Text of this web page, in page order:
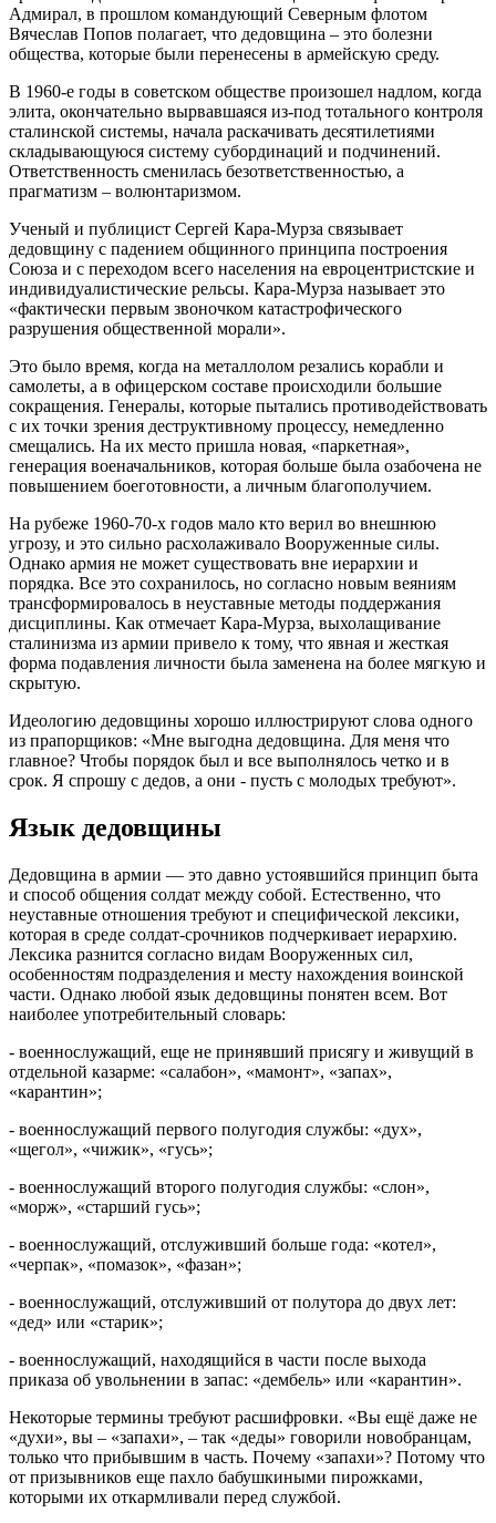
Адмирал, в прошлом командующий Северным флотом
Вячеслав Попов полагает, что дедовщина – это болезни
общества, которые были перенесены в армейскую среду.
В 1960-е годы в советском обществе произошел надлом, когда
элита, окончательно вырвавшаяся из-под тотального контроля
сталинской системы, начала раскачивать десятилетиями
складывающуюся систему субординаций и подчинений.
Ответственность сменилась безответственностью, а
прагматизм – волюнтаризмом.
Ученый и публицист Сергей Кара-Мурза связывает
дедовщину с падением общинного принципа построения
Союза и с переходом всего населения на евроцентристские и
индивидуалистические рельсы. Кара-Мурза называет это
«фактически первым звоночком катастрофического
разрушения общественной морали».
Это было время, когда на металлолом резались корабли и
самолеты, а в офицерском составе происходили большие
сокращения. Генералы, которые пытались противодействовать
с их точки зрения деструктивному процессу, немедленно
смещались. На их место пришла новая, «паркетная»,
генерация военачальников, которая больше была озабочена не
повышением боеготовности, а личным благополучием.
На рубеже 1960-70-х годов мало кто верил во внешнюю
угрозу, и это сильно расхолаживало Вооруженные силы.
Однако армия не может существовать вне иерархии и
порядка. Все это сохранилось, но согласно новым веяниям
трансформировалось в неуставные методы поддержания
дисциплины. Как отмечает Кара-Мурза, выхолащивание
сталинизма из армии привело к тому, что явная и жесткая
форма подавления личности была заменена на более мягкую и
скрытую.
Идеологию дедовщины хорошо иллюстрируют слова одного
из прапорщиков: «Мне выгодна дедовщина. Для меня что
главное? Чтобы порядок был и все выполнялось четко и в
срок. Я спрошу с дедов, а они - пусть с молодых требуют».
Язык дедовщины
Дедовщина в армии — это давно устоявшийся принцип быта
и способ общения солдат между собой. Естественно, что
неуставные отношения требуют и специфической лексики,
которая в среде солдат-срочников подчеркивает иерархию.
Лексика разнится согласно видам Вооруженных сил,
особенностям подразделения и месту нахождения воинской
части. Однако любой язык дедовщины понятен всем. Вот
наиболее употребительный словарь:
- военнослужащий, еще не принявший присягу и живущий в
отдельной казарме: «салабон», «мамонт», «запах»,
«карантин»;
- военнослужащий первого полугодия службы: «дух»,
«щегол», «чижик», «гусь»;
- военнослужащий второго полугодия службы: «слон»,
«морж», «старший гусь»;
- военнослужащий, отслуживший больше года: «котел»,
«черпак», «помазок», «фазан»;
- военнослужащий, отслуживший от полутора до двух лет:
«дед» или «старик»;
- военнослужащий, находящийся в части после выхода
приказа об увольнении в запас: «дембель» или «карантин».
Некоторые термины требуют расшифровки. «Вы ещё даже не
«духи», вы – «запахи», – так «деды» говорили новобранцам,
только что прибывшим в часть. Почему «запахи»? Потому что
от призывников еще пахло бабушкиными пирожками,
которыми их откармливали перед службой.